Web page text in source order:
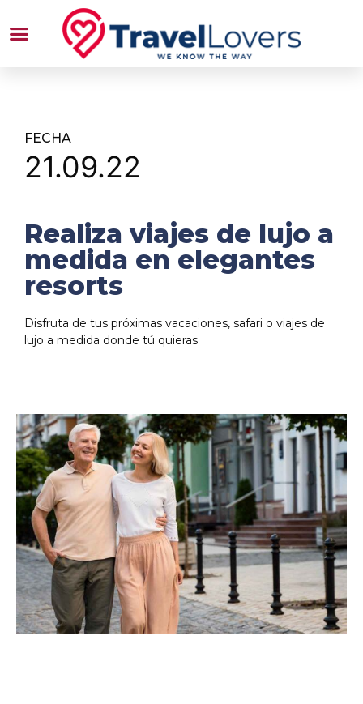
FECHA
21.09.22
Realiza viajes de lujo a
medida en elegantes
resorts
Disfruta de tus próximas vacaciones, safari o viajes de
lujo a medida donde tú quieras